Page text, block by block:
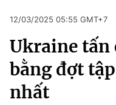
Chuyên mục
Chính trị
Xã hội
Pháp luật
Kinh tế
Thể thao
Truyền hình
Văn hóa - Giải trí
12/03/2025 05:55 GMT+7
Ukraine tấn
bằng đợt
nhất